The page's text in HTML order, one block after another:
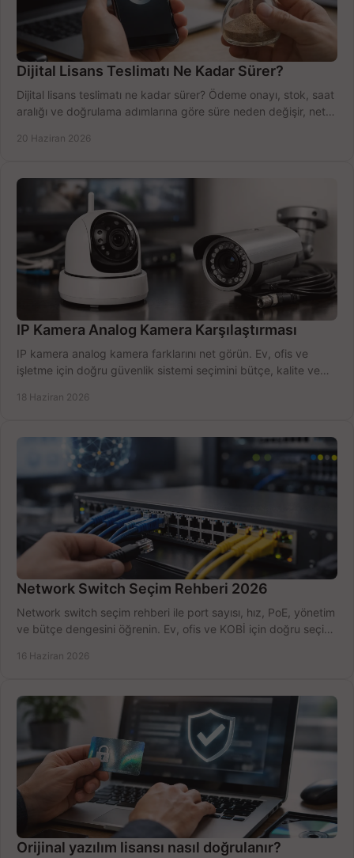
Dijital Lisans Teslimatı Ne Kadar Sürer?
Dijital lisans teslimatı ne kadar sürer? Ödeme onayı, stok, saat
aralığı ve doğrulama adımlarına göre süre neden değişir, net
20 Haziran 2026
IP Kamera Analog Kamera Karşılaştırması
IP kamera analog kamera farklarını net görün. Ev, ofis ve
işletme için doğru güvenlik sistemi seçimini bütçe, kalite ve
18 Haziran 2026
Network Switch Seçim Rehberi 2026
Network switch seçim rehberi ile port sayısı, hız, PoE, yönetim
ve bütçe dengesini öğrenin. Ev, ofis ve KOBİ için doğru seçimi
16 Haziran 2026
Orijinal yazılım lisansı nasıl doğrulanır?